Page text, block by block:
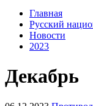
Главная
Русский
Новости
2023
Декабрь